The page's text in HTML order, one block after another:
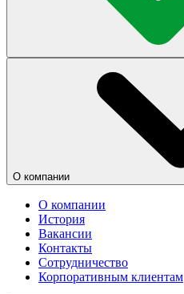
О компании
О компании
История
Вакансии
Контакты
Сотрудничество
Корпоративным клиентам